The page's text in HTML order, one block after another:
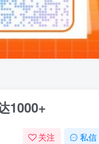
1000+
关注 私信